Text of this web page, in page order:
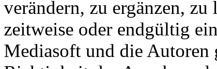
verändern, zu ergänzen,
zeitweise oder endgültig
Mediasoft und die Autoren